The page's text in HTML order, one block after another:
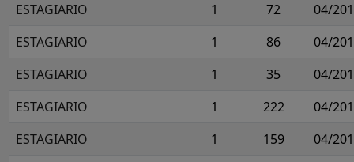
ESTAGIARIO 1 72
04/
ESTAGIARIO
1 86
04/
ESTAGIARIO
1 35
04/
ESTAGIARIO
1 222
04/
ESTAGIARIO
1 159
04/